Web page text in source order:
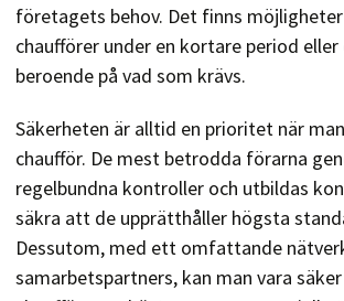
företagets behov. Det finns
chaufförer under en kortare period
beroende på vad som krävs.
Säkerheten är alltid en prioritet när
chaufför. De mest betrodda förarna
regelbundna kontroller och utbildas
säkra att de upprätthåller högsta
Dessutom, med ett omfattande
samarbetspartners, kan man vara